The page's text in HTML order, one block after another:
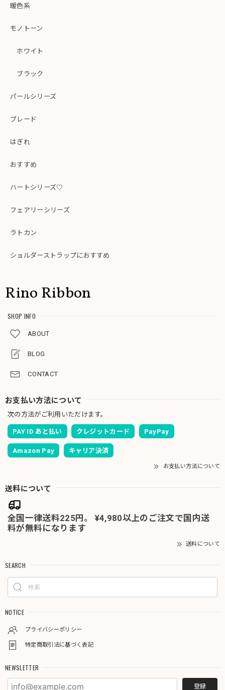
暖色系
モノトーン
ホワイト
ブラック
パールシリーズ
ブレード
はぎれ
おすすめ
ハートシリーズ♡
フェアリーシリーズ
ラトカン
ショルダーストラップにおすすめ
Rino Ribbon
SHOP INFO
ABOUT
BLOG
CONTACT
お支払い方法について
次の方法がご利用いただけます。
PAY ID あと払い クレジットカード PayPay
Amazon Pay キャリア決済
お支払い方法について
送料について
全国一律送料225円。 ¥4,980以上のご注文で国内送
料が無料になります
送料について
SEARCH
NOTICE
プライバシーポリシー
特定商取引法に基づく表記
NEWSLETTER
登録